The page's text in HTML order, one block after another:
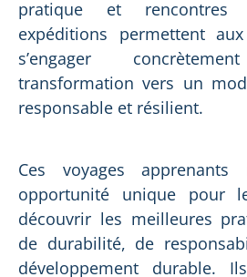
pratique et rencontres
expéditions permettent
s’engager
transformation vers un
responsable et résilient.
Ces voyages apprenants
opportunité unique pour
découvrir les meilleures
de durabilité, de
développement durable.